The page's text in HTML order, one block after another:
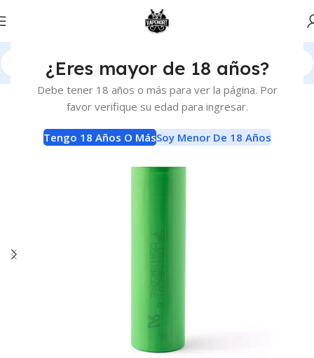
¿Eres mayor de 18 años?
Debe tener 18 años o más para ver la página. Por
favor verifique su edad para ingresar.
Tengo 18 Años O MásSoy Menor De 18 Años
Inicio Baterias y Cargadores Baterias